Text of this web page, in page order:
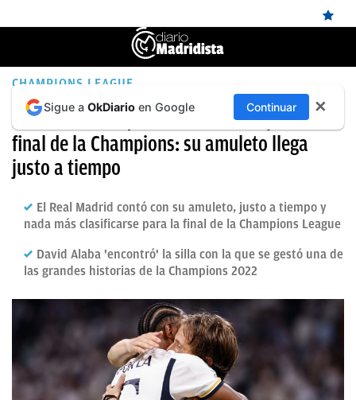
ÚLTIMAS
NOTICIAS
REAL
MADRID
CANTERA
FICHAJES
FEMENINO
PAPARAZZI
CHAMPIONS LEAGUE
El Real Madrid ya está bendecido para la
final de la Champions: su amuleto llega
justo a tiempo
El Real Madrid contó con su amuleto, justo a tiempo y
nada más clasificarse para la final de la Champions League
David Alaba 'encontró' la silla con la que se gestó una de
las grandes historias de la Champions 2022
Sigue a OkDiario en Google Continuar ✕